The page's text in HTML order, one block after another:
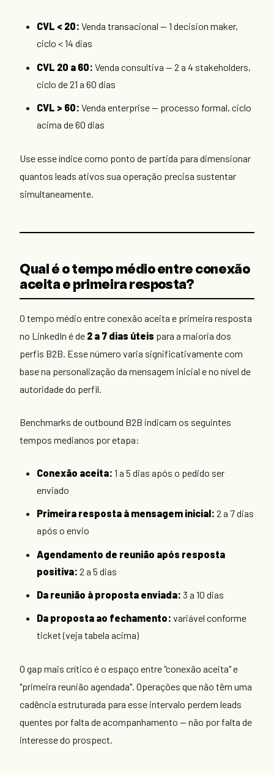
CVL < 20: Venda transacional — 1 decision maker,
ciclo < 14 dias
CVL 20 a 60: Venda consultiva — 2 a 4 stakeholders,
ciclo de 21 a 60 dias
CVL > 60: Venda enterprise — processo formal, ciclo
acima de 60 dias
Use esse índice como ponto de partida para dimensionar
quantos leads ativos sua operação precisa sustentar
simultaneamente.
Qual é o tempo médio entre conexão
aceita e primeira resposta?
O tempo médio entre conexão aceita e primeira resposta
no LinkedIn é de 2 a 7 dias úteis para a maioria dos
perfis B2B. Esse número varia significativamente com
base na personalização da mensagem inicial e no nível de
autoridade do perfil.
Benchmarks de outbound B2B indicam os seguintes
tempos medianos por etapa:
Conexão aceita: 1 a 5 dias após o pedido ser
enviado
Primeira resposta à mensagem inicial: 2 a 7 dias
após o envio
Agendamento de reunião após resposta
positiva: 2 a 5 dias
Da reunião à proposta enviada: 3 a 10 dias
Da proposta ao fechamento: variável conforme
ticket (veja tabela acima)
O gap mais crítico é o espaço entre "conexão aceita" e
"primeira reunião agendada". Operações que não têm uma
cadência estruturada para esse intervalo perdem leads
quentes por falta de acompanhamento — não por falta de
interesse do prospect.